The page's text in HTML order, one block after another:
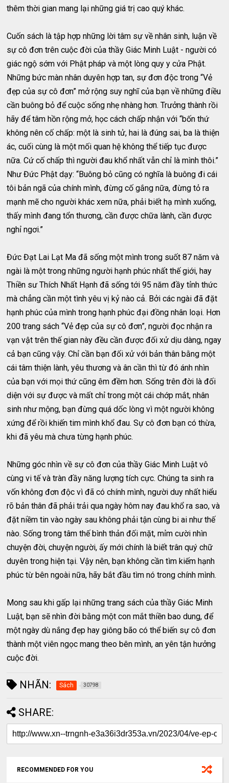
thêm thời gian mang lại những giá trị cao quý khác.
Cuốn sách là tập hợp những lời tâm sự về nhân sinh, luận về
sự cô đơn trên cuộc đời của thầy Giác Minh Luật - người có
giác ngộ sớm với Phật pháp và một lòng quy y cửa Phật.
Những bức màn nhân duyên hợp tan, sự đơn độc trong “Vẻ
đẹp của sự cô đơn” mở rộng suy nghĩ của bạn về những điều
cần buông bỏ để cuộc sống nhẹ nhàng hơn. Trưởng thành rồi
hãy để tâm hồn rộng mở, học cách chấp nhận với “bốn thứ
không nên cố chấp: một là sinh tử, hai là đúng sai, ba là thiện
ác, cuối cùng là một mối quan hệ không thể tiếp tục được
nữa. Cứ cố chấp thì người đau khổ nhất vẫn chỉ là mình thôi.”
Như Đức Phật dạy: “Buông bỏ cũng có nghĩa là buông đi cái
tôi bản ngã của chính mình, đừng cố gắng nữa, đừng tỏ ra
mạnh mẽ cho người khác xem nữa, phải biết hạ mình xuống,
thấy mình đang tổn thương, cần được chữa lành, cần được
nghỉ ngơi.”
Đức Đạt Lai Lạt Ma đã sống một mình trong suốt 87 năm và
ngài là một trong những người hạnh phúc nhất thế giới, hay
Thiền sư Thích Nhất Hạnh đã sống tới 95 năm đầy tỉnh thức
mà chẳng cần một tình yêu vị kỷ nào cả. Bởi các ngài đã đặt
hạnh phúc của mình trong hạnh phúc đại đồng nhân loại. Hơn
200 trang sách “Vẻ đẹp của sự cô đơn”, người đọc nhận ra
vạn vật trên thế gian này đều cần được đối xử dịu dàng, ngay
cả bạn cũng vậy. Chỉ cần bạn đối xử với bản thân bằng một
cái tâm thiện lành, yêu thương và ân cần thì từ đó ánh nhìn
của bạn với mọi thứ cũng êm đềm hơn. Sống trên đời là đối
diện với sự được và mất chỉ trong một cái chớp mắt, nhân
sinh như mộng, bạn đừng quá dốc lòng vì một người không
xứng để rồi khiến tim mình khổ đau. Sự cô đơn bạn có thừa,
khi đã yêu mà chưa từng hạnh phúc.
Những góc nhìn về sự cô đơn của thầy Giác Minh Luật vô
cùng vi tế và tràn đầy năng lượng tích cực. Chúng ta sinh ra
vốn không đơn độc vì đã có chính mình, người duy nhất hiểu
rõ bản thân đã phải trải qua ngày hôm nay đau khổ ra sao, và
đặt niềm tin vào ngày sau không phải tận cùng bi ai như thế
nào. Sống trong tâm thế bình thản đối mặt, mỉm cười nhìn
chuyện đời, chuyện người, ấy mới chính là biết trân quý chữ
duyên trong hiện tại. Vậy nên, bạn không cần tìm kiếm hạnh
phúc từ bên ngoài nữa, hãy bắt đầu tìm nó trong chính mình.
Mong sau khi gấp lại những trang sách của thầy Giác Minh
Luật, bạn sẽ nhìn đời bằng một con mắt thiền bao dung, để
một ngày dù nắng đẹp hay giông bão có thể biến sự cô đơn
thành một viên ngọc mang theo bên mình, an yên tận hưởng
cuộc đời.
NHÃN: Sách 30798
SHARE:
RECOMMENDED FOR YOU